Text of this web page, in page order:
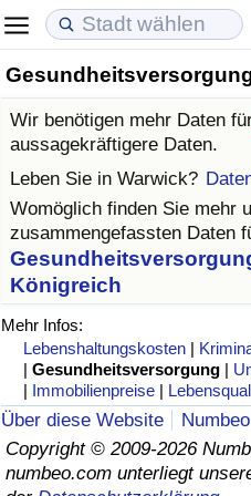
Wir benötigen mehr Daten
aussagekräftigere Daten.
Leben Sie in Warwick?
Womöglich finden Sie mehr
zusammengefassten Daten
Königreich
Mehr Infos:
Lebenshaltungskosten |
|Gesundheitsversorgung |
| Immobilienpreise |
Über diese Website
Copyright © 2009-2026
numbeo.com unterliegt
Lebenshaltungskosten
Lebenshaltungskosten-
Lebenshaltungskosten-Index
Lebenshaltungskosten-
in Akaba
Immobilienpreise
Immobilienpreis-Index
Immobilienpreis-Index
Immobilienpreis-Index
Lebensqualität
Lebensqualität-Index
Lebensqualität-Index
Lebensqualitätsindex nach
Kriminalität
Kriminalitäts-Index (aktuell)
Kriminalitäts-Index
Kriminalitätsindex nach